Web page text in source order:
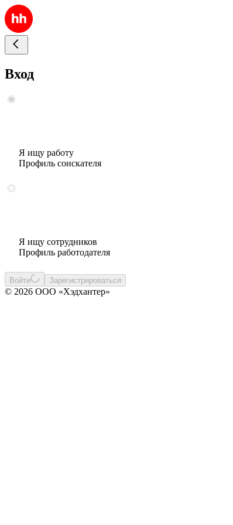
Вход
Я ищу работу
Профиль соискателя
Я ищу сотрудников
Профиль работодателя
Войти Зарегистрироваться
© 2026 ООО «Хэдхантер»